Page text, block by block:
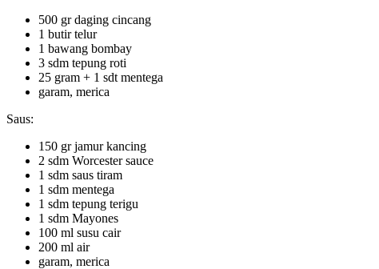
500 gr daging cincang
1 butir telur
1 bawang bombay
3 sdm tepung roti
25 gram + 1 sdt mentega
garam, merica
Saus:
150 gr jamur kancing
2 sdm Worcester sauce
1 sdm saus tiram
1 sdm mentega
1 sdm tepung terigu
1 sdm Mayones
100 ml susu cair
200 ml air
garam, merica